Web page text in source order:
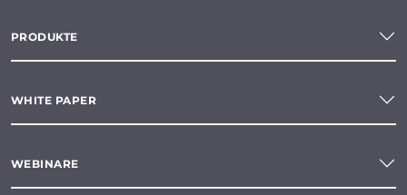
PRODUKTE
WHITE PAPER
WEBINARE